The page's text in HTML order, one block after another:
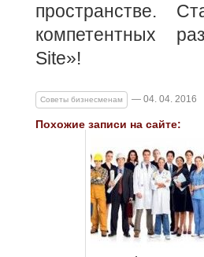
пространстве.
компетентных
Site»!
Советы бизнесменам — 04. 04. 2016
Похожие записи на сайте: